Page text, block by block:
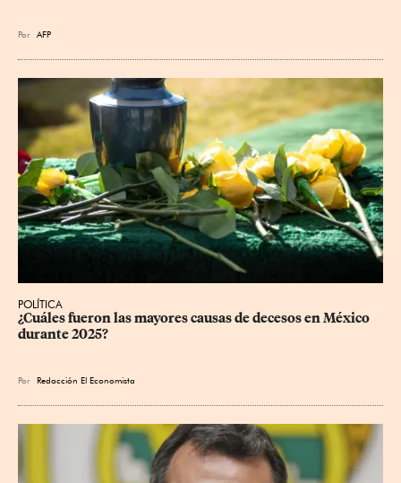
Por AFP
POLÍTICA
¿Cuáles fueron las mayores causas de decesos en México
durante 2025?
Por Redacción El Economista